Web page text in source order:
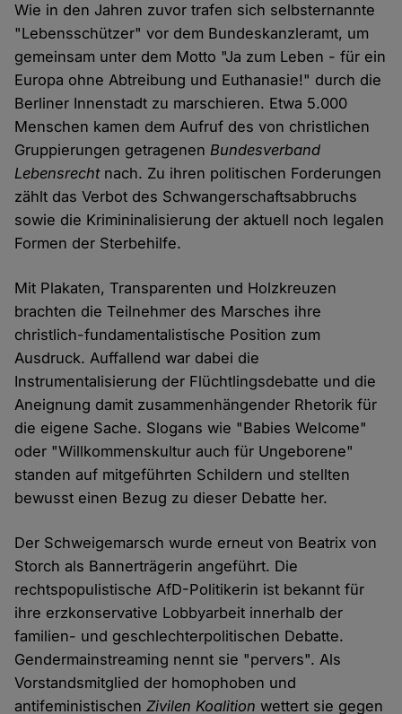
Wie in den Jahren zuvor trafen sich selbsternannte
"Lebensschützer" vor dem Bundeskanzleramt, um
gemeinsam unter dem Motto "Ja zum Leben - für ein
Europa ohne Abtreibung und Euthanasie!" durch die
Berliner Innenstadt zu marschieren. Etwa 5.000
Menschen kamen dem Aufruf des von christlichen
Gruppierungen getragenenBundesverband
Lebensrechtnach. Zu ihren politischen Forderungen
zählt das Verbot des Schwangerschaftsabbruchs
sowie die Krimininalisierung der aktuell noch legalen
Formen der Sterbehilfe.
Mit Plakaten, Transparenten und Holzkreuzen
brachten die Teilnehmer des Marsches ihre
christlich-fundamentalistische Position zum
Ausdruck. Auffallend war dabei die
Instrumentalisierung der Flüchtlingsdebatte und die
Aneignung damit zusammenhängender Rhetorik für
die eigene Sache. Slogans wie "Babies Welcome"
oder "Willkommenskultur auch für Ungeborene"
standen auf mitgeführten Schildern und stellten
bewusst einen Bezug zu dieser Debatte her.
Der Schweigemarsch wurde erneut von Beatrix von
Storch als Bannerträgerin angeführt. Die
rechtspopulistische AfD-Politikerin ist bekannt für
ihre erzkonservative Lobbyarbeit innerhalb der
familien- und geschlechterpolitischen Debatte.
Gendermainstreaming nennt sie "pervers". Als
Vorstandsmitglied der homophoben und
antifeministischenZivilen Koalition wettert sie gegen